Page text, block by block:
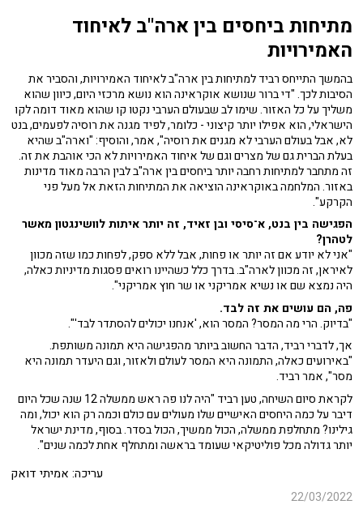
מתיחות ביחסים בין ארה"ב לאיחוד
האמירויות
בהמשך התייחס רביד למתיחות בין ארה"ב לאיחוד האמירויות, והסביר את
הסיבות לכך. "די ברור שנושא אוקראינה הוא נושא מרכזי היום, כיוון שהוא
משליך על כל האזור. שימו לב שבעולם הערבי נקטו קו שהוא מאוד דומה לקו
הישראלי, הוא אפילו יותר קיצוני - כלומר, לפיד מגנה את רוסיה לפעמים, בנט
לא, אבל בעולם הערבי לא מגנים את רוסיה", אמר, והוסיף: "וארה"ב שהיא
בעלת הברית גם של מצרים וגם של איחוד האמירויות לא הכי אוהבת את זה.
זה מתחבר למתיחות רחבה יותר ביחסים בין ארה"ב לבין הרבה מאוד מדינות
באזור. המלחמה באוקראינה הוציאה את המתיחות הזאת אל מעל פני
הקרקע".
הפגישה בין בנט, א־סיסי ובן זאיד, זה יותר איתות לוושינגטון מאשר
לטהרן?
"אני לא יודע אם זה יותר או פחות, אבל ללא ספק, לפחות כמו שזה מכוון
לאיראן, זה מכוון לארה"ב. בדרך כלל כשהיינו רואים פסגות מדיניות כאלה,
היה נמצא שם או נשיא אמריקני או שר חוץ אמריקני".
פה, הם עושים את זה לבד.
"בדיוק. הרי מה המסר? המסר הוא, 'אנחנו יכולים להסתדר לבד'".
אך, לדברי רביד, הדבר החשוב ביותר מהפגישה היא תמונה משותפת.
"באירועים כאלה, התמונה היא המסר לעולם ולאזור, וגם היעדר תמונה היא
מסר", אמר רביד.
לקראת סיום השיחה, טען רביד "היה לנו פה ראש ממשלה 12 שנה שכל היום
דיבר על כמה היחסים האישיים שלו מעולים עם כולם וכמה רק הוא יכול, ומה
גילינו? מתחלפת ממשלה, הכול ממשיך, הכול בסדר. בסוף, מדינת ישראל
יותר גדולה מכל פוליטיקאי שעומד בראשה ומתחלף אחת לכמה שנים".
עריכה: אמיתי דואק
22/03/2022